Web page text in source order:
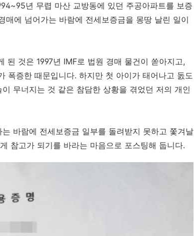
년 무렵 마산 교방동에 있던 주공아파트를 보증
에 넘어가는 바람에 전세보증금을 몽땅 날린 일이
된 것은 1997년 IMF로 법원 경매 물건이 쏟아지고,
폭증한 때문입니다. 하지만 첫 아이가 태어나고 돐도
무너지는 것 같은 참담한 상황을 겪었던 저의 개인
바람에 전세보증금 일부를 돌려받지 못하고 쫓겨날
참고가 되기를 바라는 마음으로 포스팅해 둡니다.